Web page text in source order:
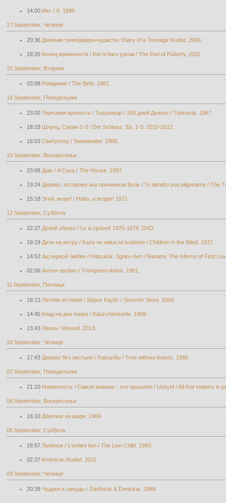
14:00 Икс / X. 1986.
17 September, Четверг
20:36 Дневник тинейджера-нудиста / Diary of a Teenage Nudist. 2004.
18:26 Конец невинности / Koi ni itaru yamai / The End of Puberty. 2011.
15 September, Вторник
03:08 Рождение / The Birth. 1981.
14 September, Понедельник
23:00 Терновая крепость / Тышкевар / 100 дней Дьюлы / Tüskevár. 1967.
18:18 Шлунц. Серии 1-3 / Der Schlunz. Ep. 1-3. 2010-2012.
16:03 Свитуотер / Sweetwater. 1988.
13 September, Воскресенье
23:08 Дом / A Casa / The House. 1997.
19:24 Дерево, которому мы причинили боль / To dendro pou pligoname / The
15:18 Эгей, море! / Haho, a tenger! 1971.
12 September, Суббота
22:27 Долой обувь! / Le a cipövel! 1975-1976. DVD.
19:19 Дети на ветру / Kaze no naka no kodomo / Children in the Wind. 1937.
14:52 Ад первой любви / Hatsukoi: Jigoku-hen / Nanami: The Inferno of First
02:06 Антон-трубач / Trompeten Anton. 1981.
11 September, Пятница
18:13 Летняя история / Sippur Kayitz / Summer Story. 2004.
14:45 Клад на дне озера / Käuzchenkuhle. 1969.
13:43 Ласка / Weasel. 2013.
10 September, Четверг
17:43 Дерево без листьев / Rakuyôju / Tree without leaves. 1986.
07 September, Понедельник
21:10 Невинность / Самое важное - это прошлое / Uskyld / All that matters is
06 September, Воскресенье
16:10 Девочка на шаре. 1966.
05 September, Суббота
18:57 Львёнок / L'enfant lion / The Lion Child. 1993.
02:37American Nudist. 2011.
03 September, Четверг
20:38 Чудаки и зануды / Darfinkar & Donickar. 1988.